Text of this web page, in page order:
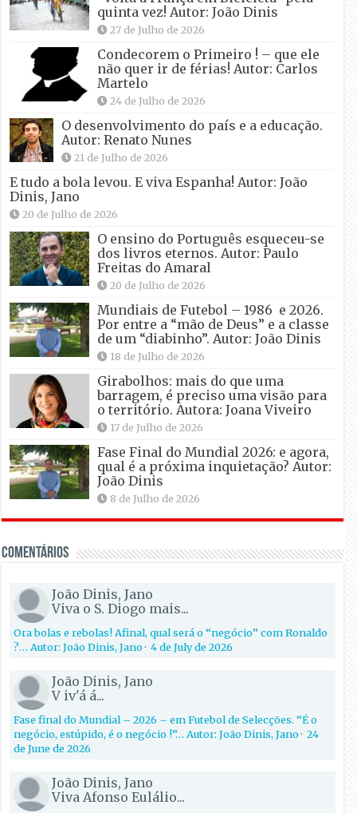
quinta vez! Autor: João Dinis
27 de Julho de 2026
Condecorem o Primeiro ! – que ele
não quer ir de férias! Autor: Carlos
Martelo
24 de Julho de 2026
O desenvolvimento do país e a educação.
Autor: Renato Nunes
21 de Julho de 2026
E tudo a bola levou. E viva Espanha! Autor: João
Dinis, Jano
20 de Julho de 2026
O ensino do Português esqueceu-se
dos livros eternos. Autor: Paulo
Freitas do Amaral
20 de Julho de 2026
Mundiais de Futebol – 1986 e 2026.
Por entre a “mão de Deus” e a classe
de um “diabinho”. Autor: João Dinis
18 de Julho de 2026
Girabolhos: mais do que uma
barragem, é preciso uma visão para
o território. Autora: Joana Viveiro
17 de Julho de 2026
Fase Final do Mundial 2026: e agora,
qual é a próxima inquietação? Autor:
João Dinis
8 de Julho de 2026
Comentários
João Dinis, Jano
Viva o S. Diogo mais...
Ora bolas e rebolas! Afinal, qual será o “negócio” com Ronaldo
?… Autor: João Dinis, Jano·4 de July de 2026
João Dinis, Jano
V iv'á á...
Fase final do Mundial – 2026 – em Futebol de Selecções. “É o
negócio, estúpido, é o negócio !”… Autor: João Dinis, Jano·24
de June de 2026
João Dinis, Jano
Viva Afonso Eulálio...